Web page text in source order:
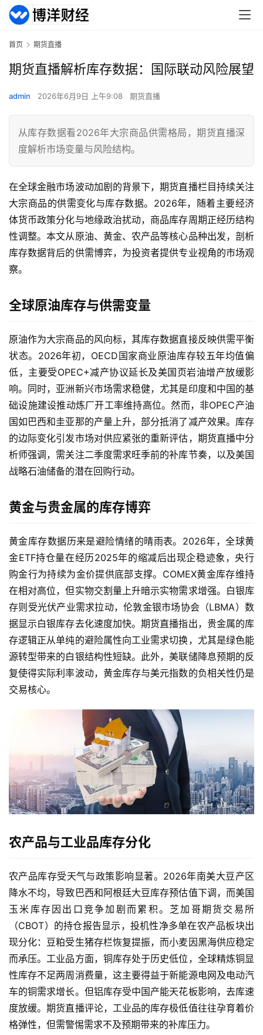
原
油
期
货
国
际
期
首页 期货直播
期货直播解析库存数据：国际联动风险展望
admin 2026年6月9日 上午9:08 期货直播
从库存数据看2026年大宗商品供需格局，期货直播深
度解析市场变量与风险结构。
在全球金融市场波动加剧的背景下，期货直播栏目持续关注
大宗商品的供需变化与库存数据。2026年，随着主要经济
体货币政策分化与地缘政治扰动，商品库存周期正经历结构
性调整。本文从原油、黄金、农产品等核心品种出发，剖析
库存数据背后的供需博弈，为投资者提供专业视角的市场观
察。
全球原油库存与供需变量
原油作为大宗商品的风向标，其库存数据直接反映供需平衡
状态。2026年初，OECD国家商业原油库存较五年均值偏
低，主要受OPEC+减产协议延长及美国页岩油增产放缓影
响。同时，亚洲新兴市场需求稳健，尤其是印度和中国的基
础设施建设推动炼厂开工率维持高位。然而，非OPEC产油
国如巴西和圭亚那的产量上升，部分抵消了减产效果。库存
的边际变化引发市场对供应紧张的重新评估，期货直播中分
析师强调，需关注二季度需求旺季前的补库节奏，以及美国
战略石油储备的潜在回购行动。
黄金与贵金属的库存博弈
黄金库存数据历来是避险情绪的晴雨表。2026年，全球黄
金ETF持仓量在经历2025年的缩减后出现企稳迹象，央行
购金行为持续为金价提供底部支撑。COMEX黄金库存维持
在相对高位，但实物交割量上升暗示实物需求增强。白银库
存则受光伏产业需求拉动，伦敦金银市场协会（LBMA）数
据显示白银库存去化速度加快。期货直播指出，贵金属的库
存逻辑正从单纯的避险属性向工业需求切换，尤其是绿色能
源转型带来的白银结构性短缺。此外，美联储降息预期的反
复使得实际利率波动，黄金库存与美元指数的负相关性仍是
交易核心。
农产品与工业品库存分化
农产品库存受天气与政策影响显著。2026年南美大豆产区
降水不均，导致巴西和阿根廷大豆库存预估值下调，而美国
玉米库存因出口竞争加剧而累积。芝加哥期货交易所
（CBOT）的持仓报告显示，投机性净多单在农产品板块出
现分化：豆粕受生猪存栏恢复提振，而小麦因黑海供应稳定
而承压。工业品方面，铜库存处于历史低位，全球精炼铜显
性库存不足两周消费量，这主要得益于新能源电网及电动汽
车的铜需求增长。但铝库存受中国产能天花板影响，去库速
度放缓。期货直播评论，工业品的库存极低值往往孕育着价
格弹性，但需警惕需求不及预期带来的补库压力。